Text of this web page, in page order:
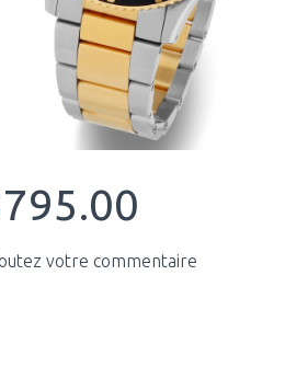
votre commentaire